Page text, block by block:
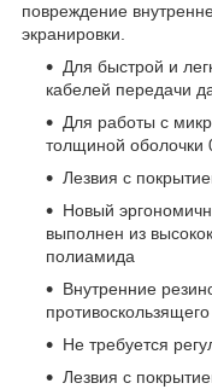
повреждение
экранировки.
Для быстрой и
кабелей передачи
Для работы с
толщиной оболочки
Лезвия с
Новый
выполнен из
полиамида
Внутренние
Не требуется
Лезвия с